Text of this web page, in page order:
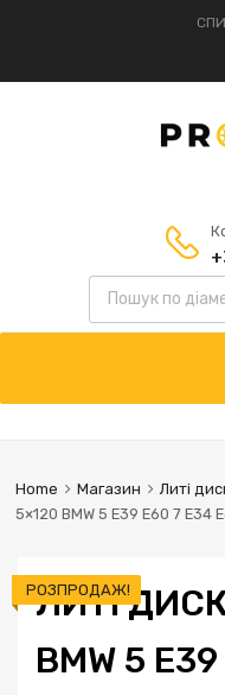
Пошук товарів
content
Home Магазин Литі
5×120 BMW 5 E39 E60 7 E34
ЛИТІ
BMW 5
РОЗПРОДАЖ!